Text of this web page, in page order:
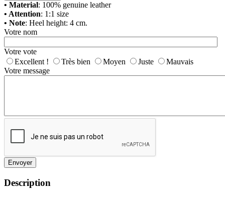
• Material: 100% genuine leather
• Attention: 1:1 size
• Note: Heel height: 4 cm.
Votre nom
Votre vote
Excellent !
Très bien Moyen Juste
Mauvais
Votre message
Envoyer
Description